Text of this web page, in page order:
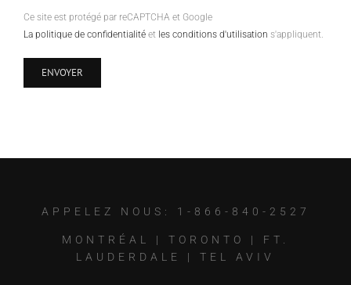
Ce site est protégé par reCAPTCHA et Google
La politique de confidentialité et les conditions d'utilisation s'appliquent.
APPELEZ NOUS: 1-866-840-2527
MONTRÉAL | TORONTO | FT.
LAUDERDALE
| TEL AVIV